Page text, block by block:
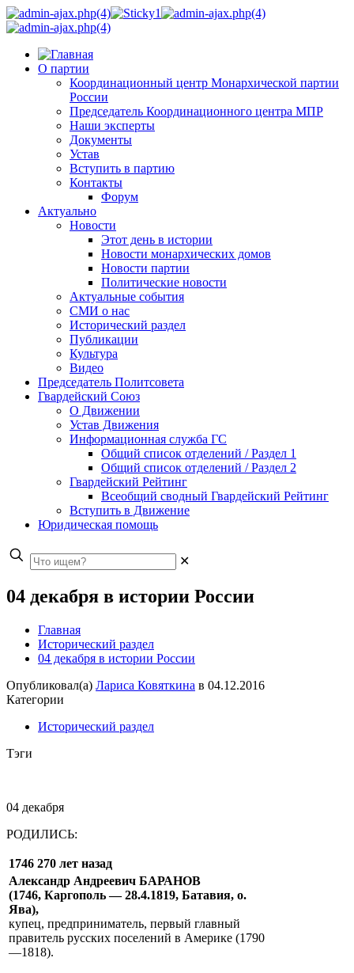
О партии
Координационный центр Монархической партии
России
Председатель Координационного центра МПР
Наши эксперты
Документы
Устав
Вступить в партию
Контакты
Форум
Актуально
Новости
Этот день в истории
Новости монархических домов
Новости партии
Политические новости
Актуальные события
СМИ о нас
Исторический раздел
Публикации
Культура
Видео
Председатель Политсовета
Гвардейский Союз
О Движении
Устав Движения
Информационная служба ГС
Общий список отделений / Раздел 1
Общий список отделений / Раздел 2
Гвардейский Рейтинг
Всеобщий сводный Гвардейский Рейтинг
Вступить в Движение
Юридическая помощь
✕
04 декабря в истории России
Главная
Исторический раздел
04 декабря в истории России
Опубликовал(а) Лариса Ковяткина в 04.12.2016
Категории
Исторический раздел
Тэги
04 декабря
РОДИЛИСЬ:
1746 270 лет назад
Александр Андреевич БАРАНОВ
(1746, Каргополь — 28.4.1819, Батавия, о.
Ява),
купец, предприниматель, первый главный
правитель русских поселений в Америке (1790
—1818).